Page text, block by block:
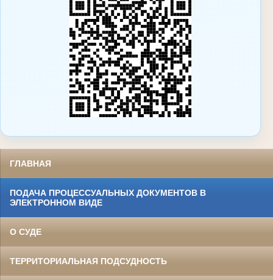
ГЛАВНАЯ
ПОДАЧА ПРОЦЕССУАЛЬНЫХ ДОКУМЕНТОВ В
ЭЛЕКТРОННОМ ВИДЕ
О СУДЕ
ТЕРРИТОРИАЛЬНАЯ ПОДСУДНОСТЬ